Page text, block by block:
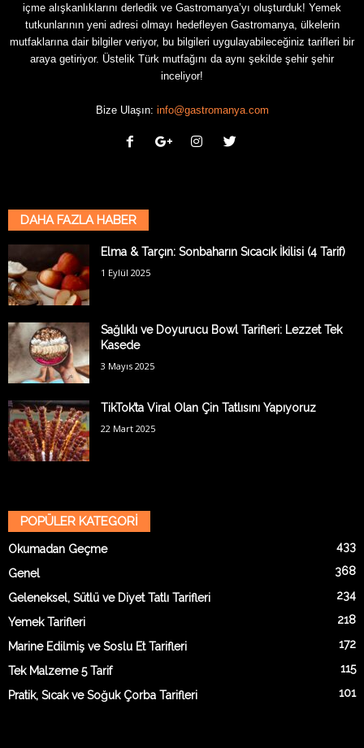
içme alışkanlıklarını derledik ve Gastromanya’yı oluşturduk! Yemek
tutkunlarının yeni adresi olmayı hedefleyen Gastromanya, ülkelerin
mutfaklarına dair bilgiler veriyor, bu bilgileri uygulayabileceğiniz tarifleri bir
araya getiriyor. Üstelik Türk mutfağını da aynı şekilde şehir şehir
inceliyor!
Bize Ulaşın: info@gastromanya.com
DAHA FAZLA HABER
Elma & Tarçın: Sonbaharın Sıcacık İkilisi (4 Tarif)
1 Eylül 2025
Sağlıklı ve Doyurucu Bowl Tarifleri: Lezzet Tek
Kasede
3 Mayıs 2025
TikTok’ta Viral Olan Çin Tatlısını Yapıyoruz
22 Mart 2025
POPÜLER KATEGORİ
Okumadan Geçme 433
Genel 368
Geleneksel, Sütlü ve Diyet Tatlı Tarifleri 234
Yemek Tarifleri 218
Marine Edilmiş ve Soslu Et Tarifleri 172
Tek Malzeme 5 Tarif 115
Pratik, Sıcak ve Soğuk Çorba Tarifleri 101